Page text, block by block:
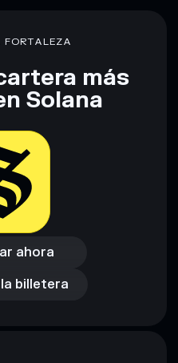
FORTALEZA
más
Solana
ahora
ahora
billetera
billetera